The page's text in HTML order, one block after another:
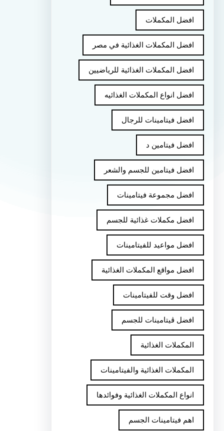
افضل المكملات
افضل المكملات الغذائية في مصر
افضل المكملات الغذائية للرياضيين
افضل انواع المكملات الغذائيه
افضل فيتامينات للرجال
افضل فيتامين د
افضل فيتامين للجسم والشعر
افضل مجموعة فيتامينات
افضل مكملات غذائية للجسم
افضل مواعيد للفيتامينات
افضل مواقع المكملات الغذائية
افضل وقت للفيتامينات
افضل ڤيتامينات للجسم
المكملات الغذائية
المكملات الغذائية والفيتامينات
انواع المكملات الغذائية وفوائدها
اهم فيتامينات الجسم